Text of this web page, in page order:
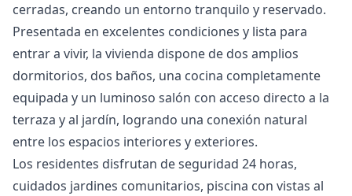
cerradas, creando un entorno tranquilo y reservado.
Presentada en excelentes condiciones y lista para
entrar a vivir, la vivienda dispone de dos amplios
dormitorios, dos baños, una cocina completamente
equipada y un luminoso salón con acceso directo a la
terraza y al jardín, logrando una conexión natural
entre los espacios interiores y exteriores.
Los residentes disfrutan de seguridad 24 horas,
cuidados jardines comunitarios, piscina con vistas al